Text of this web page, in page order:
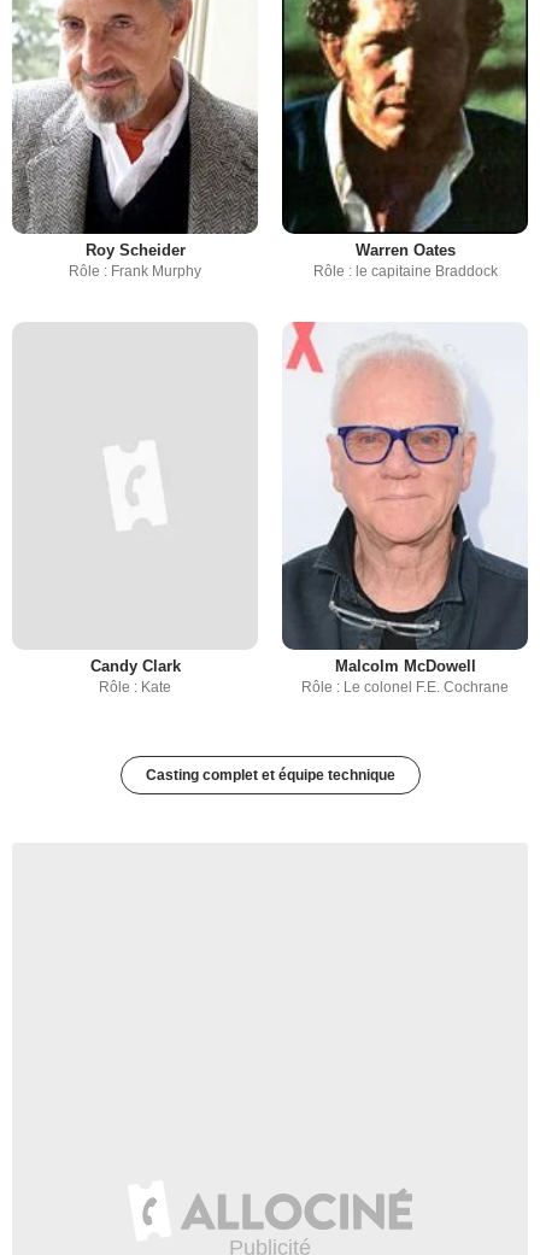
Roy Scheider
Rôle : Frank Murphy
Warren Oates
Rôle : le capitaine Braddock
Candy Clark
Rôle : Kate
Malcolm McDowell
Rôle : Le colonel F.E. Cochrane
Casting complet et équipe technique